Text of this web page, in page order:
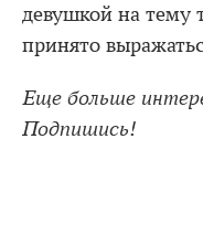
девушкой на тему
принято
Еще больше
Подпишись!